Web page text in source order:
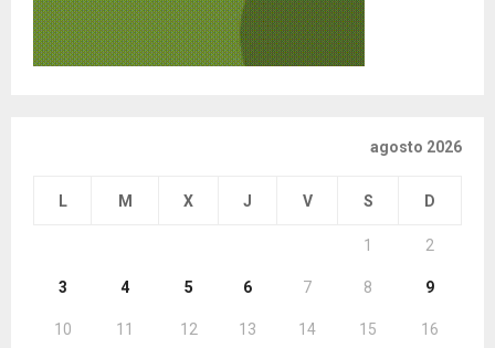
agosto 2026
L M X J V S D
1 2
3 4 5 6 7 8 9
10 11 12 13 14 15 16